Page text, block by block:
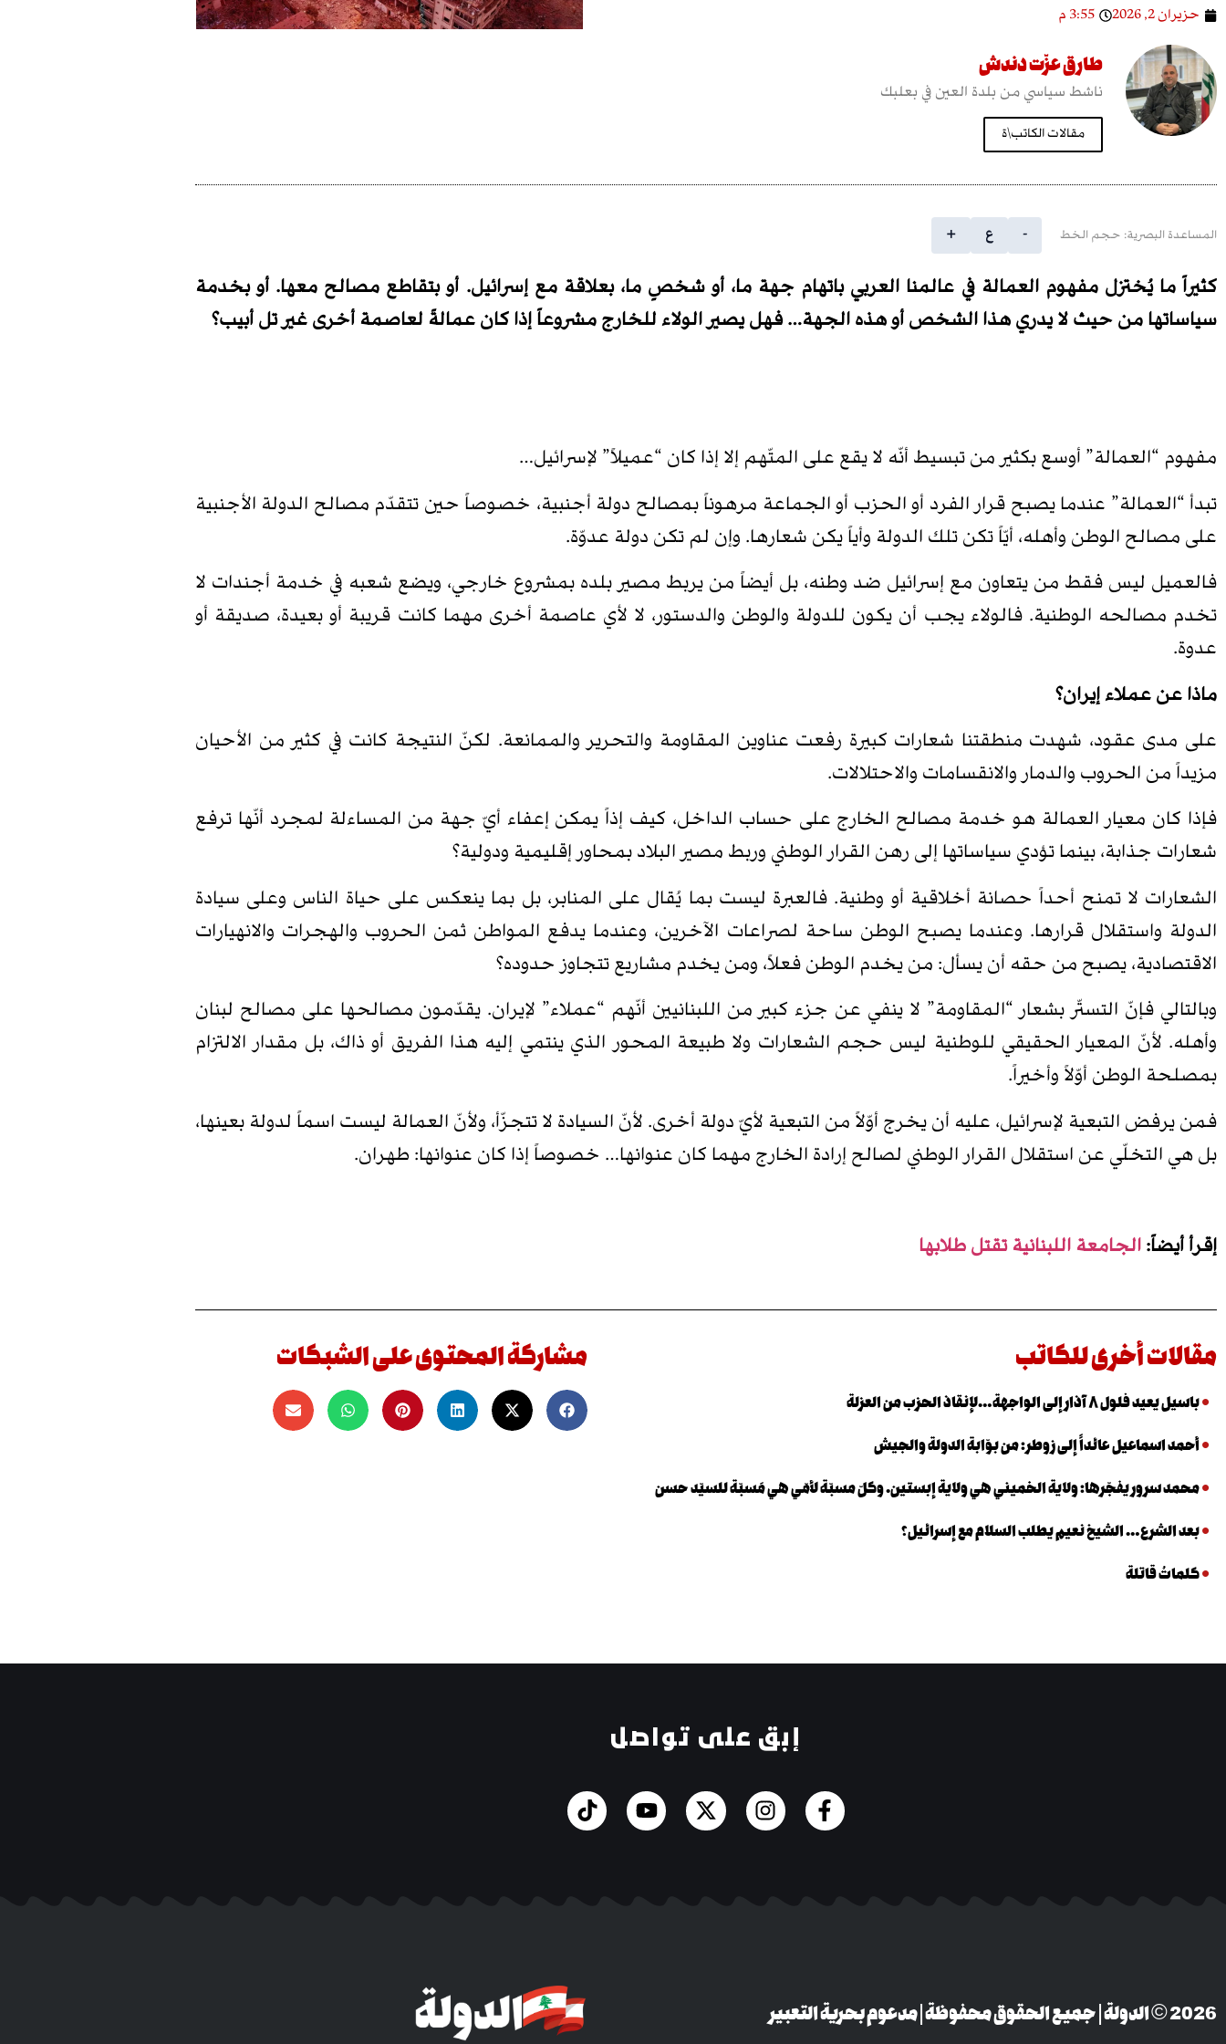
حزيران 2, 2026 3:55 م
طارق عزّت دندش
ناشط سياسي من بلدة العين في بعلبك
مقالات الكاتب\ة
المساعدة البصرية: حجم الخط - ع +
كثيراً ما يُختزل مفهوم العمالة في عالمنا العربي باتهام جهة ما، أو شخصٍ ما، بعلاقة مع إسرائيل. أو بتقاطع مصالح معها. أو بخدمة
سياساتها من حيث لا يدري هذا الشخص أو هذه الجهة… فهل يصير الولاء للخارج مشروعاً إذا كان عمالةً لعاصمة أخرى غير تل أبيب؟
مفهوم “العمالة” أوسع بكثير من تبسيط أنّه لا يقع على المتّهم إلا إذا كان “عميلاً” لإسرائيل…
تبدأ “العمالة” عندما يصبح قرار الفرد أو الحزب أو الجماعة مرهوناً بمصالح دولة أجنبية، خصوصاً حين تتقدّم مصالح الدولة الأجنبية
على مصالح الوطن وأهله، أيّاً تكن تلك الدولة وأياً يكن شعارها. وإن لم تكن دولة عدوّة.
فالعميل ليس فقط من يتعاون مع إسرائيل ضد وطنه، بل أيضاً من يربط مصير بلده بمشروع خارجي، ويضع شعبه في خدمة أجندات لا
تخدم مصالحه الوطنية. فالولاء يجب أن يكون للدولة والوطن والدستور، لا لأي عاصمة أخرى مهما كانت قريبة أو بعيدة، صديقة أو
عدوة.
ماذا عن عملاء إيران؟
على مدى عقود، شهدت منطقتنا شعارات كبيرة رفعت عناوين المقاومة والتحرير والممانعة. لكنّ النتيجة كانت في كثير من الأحيان
مزيداً من الحروب والدمار والانقسامات والاحتلالات.
فإذا كان معيار العمالة هو خدمة مصالح الخارج على حساب الداخل، كيف إذاً يمكن إعفاء أيّ جهة من المساءلة لمجرد أنّها ترفع
شعارات جذابة، بينما تؤدي سياساتها إلى رهن القرار الوطني وربط مصير البلاد بمحاور إقليمية ودولية؟
الشعارات لا تمنح أحداً حصانة أخلاقية أو وطنية. فالعبرة ليست بما يُقال على المنابر، بل بما ينعكس على حياة الناس وعلى سيادة
الدولة واستقلال قرارها. وعندما يصبح الوطن ساحة لصراعات الآخرين، وعندما يدفع المواطن ثمن الحروب والهجرات والانهيارات
الاقتصادية، يصبح من حقه أن يسأل: من يخدم الوطن فعلاً، ومن يخدم مشاريع تتجاوز حدوده؟
وبالتالي فإنّ التستّر بشعار “المقاومة” لا ينفي عن جزء كبير من اللبنانيين أنّهم “عملاء” لإيران. يقدّمون مصالحها على مصالح لبنان
وأهله. لأنّ المعيار الحقيقي للوطنية ليس حجم الشعارات ولا طبيعة المحور الذي ينتمي إليه هذا الفريق أو ذاك، بل مقدار الالتزام
بمصلحة الوطن أوّلاً وأخيراً.
فمن يرفض التبعية لإسرائيل، عليه أن يخرج أوّلاً من التبعية لأيّ دولة أخرى. لأنّ السيادة لا تتجزّأ، ولأنّ العمالة ليست اسماً لدولة بعينها،
بل هي التخلّي عن استقلال القرار الوطني لصالح إرادة الخارج مهما كان عنوانها… خصوصاً إذا كان عنوانها: طهران.
إقرأ أيضاً:الجامعة اللبنانية تقتل طلابها
مقالات أخرى للكاتب
باسيل يعيد فلول ٨ آذار إلى الواجهة…لإنقاذ الحزب من العزلة
أحمد اسماعيل عائداً إلى زوطر: من بوّابة الدولة والجيش
محمد سرور يفجّرها: ولاية الخميني هي ولاية إبستين. وكلّ مسبّة لأمّي هي مَسبّة للسيّد حسن
بعد الشرع… الشيخ نعيم يطلب السلام مع إسرائيل؟
كلماتٌ قاتلة
مشاركة المحتوى على الشبكات
إبق على تواصل
‎© 2026 الدولة | جميع الحقوق محفوظة | مدعوم بحرية التعبير